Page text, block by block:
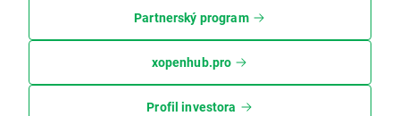
Partnerský program
xopenhub.pro
Profil investora